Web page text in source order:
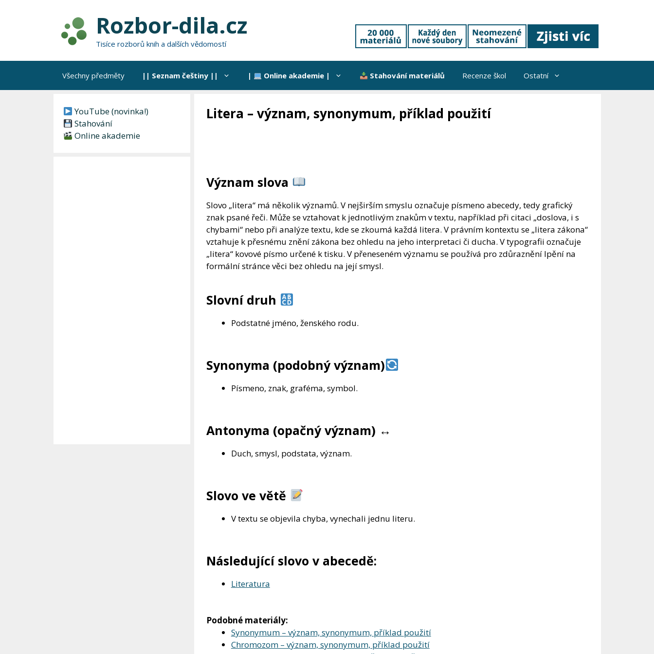
Rozbor-dila.cz
Tisíce rozborů knih a dalších vědomostí
Všechny předměty || Seznam češtiny || | Online akademie | Stahování materiálů Recenze škol Ostatní
Litera – význam, synonymum, příklad použití
Význam slova
Slovo „litera“ má několik významů. V nejširším smyslu označuje písmeno abecedy, tedy grafický
znak psané řeči. Může se vztahovat k jednotlivým znakům v textu, například při citaci „doslova, i s
chybami“ nebo při analýze textu, kde se zkoumá každá litera. V právním kontextu se „litera zákona“
vztahuje k přesnému znění zákona bez ohledu na jeho interpretaci či ducha. V typografii označuje
„litera“ kovové písmo určené k tisku. V přeneseném významu se používá pro zdůraznění lpění na
formální stránce věci bez ohledu na její smysl.
Slovní druh
Podstatné jméno, ženského rodu.
Synonyma (podobný význam)
Písmeno, znak, graféma, symbol.
Antonyma (opačný význam) ↔️
Duch, smysl, podstata, význam.
Slovo ve větě
V textu se objevila chyba, vynechali jednu literu.
Následující slovo v abecedě:
Literatura
Podobné materiály:
Synonymum – význam, synonymum, příklad použití
Chromozom – význam, synonymum, příklad použití
YouTube (novinka!)
Stahování
Online akademie